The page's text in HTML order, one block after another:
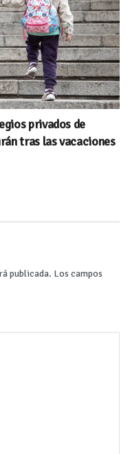
privados de
tras las vacaciones
publicada. Los campos